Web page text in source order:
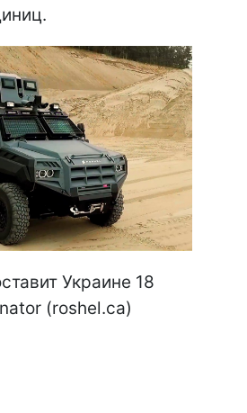
Украине 18
(roshel.ca)